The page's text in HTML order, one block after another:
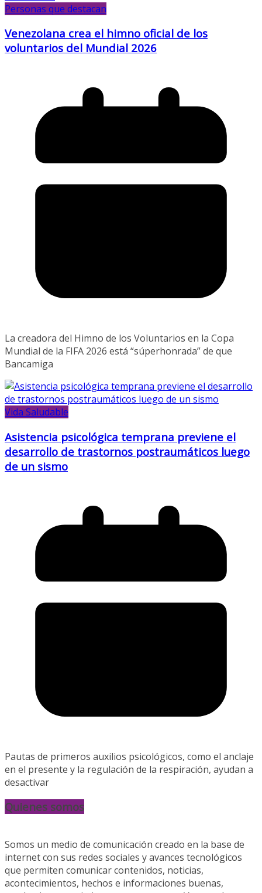
Personas que destacan
Venezolana crea el himno oficial de los
voluntarios del Mundial 2026
La creadora del Himno de los Voluntarios en la Copa
Mundial de la FIFA 2026 está “súperhonrada” de que
Bancamiga
Vida Saludable
Asistencia psicológica temprana previene el
desarrollo de trastornos postraumáticos luego
de un sismo
Pautas de primeros auxilios psicológicos, como el anclaje
en el presente y la regulación de la respiración, ayudan a
desactivar
Quienes somos
Somos un medio de comunicación creado en la base de
internet con sus redes sociales y avances tecnológicos
que permiten comunicar contenidos, noticias,
acontecimientos, hechos e informaciones buenas,